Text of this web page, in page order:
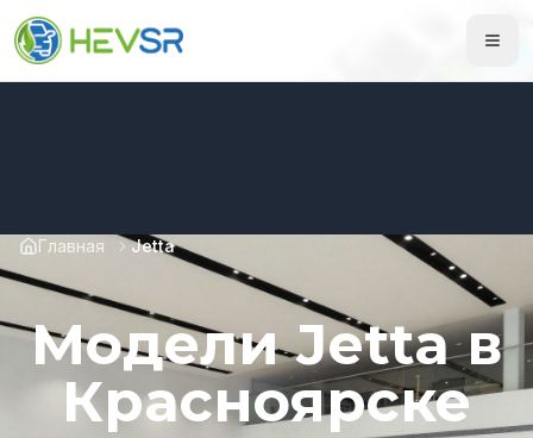
Главная Jetta
Модели Jetta в
Красноярске